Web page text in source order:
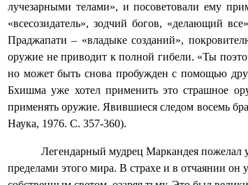
лучезарными телами», и посоветовали ему
«всесозидатель», зодчий богов, «делающий
Праджапати – «владыке созданий»,
оружие не приводит к полной гибели. «Ты
но может быть снова пробужден с помощью
Бхишма уже хотел применить это страшное
применять оружие. Явившиеся следом восемь
Наука, 1976. С. 357-360).
Легендарный мудрец Маркандея пожелал
пределами этого мира. В страхе и в отчаянии он